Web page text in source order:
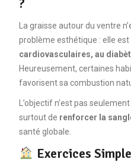
?
La graisse autour du ventre
problème esthétique : elle est
cardiovasculaires, au
Heureusement, certaines
favorisent sa combustion
L’objectif n’est pas
surtout de renforcer la
santé globale.
Exercices